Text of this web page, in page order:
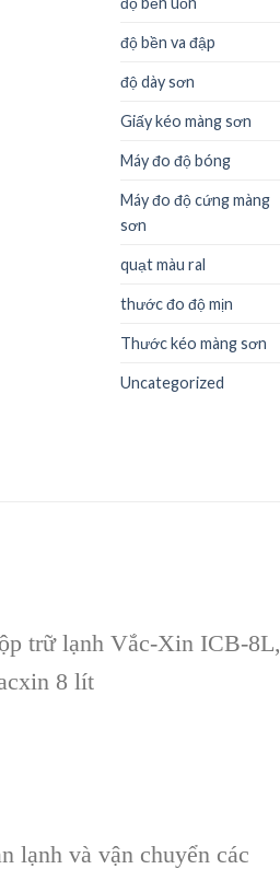
độ bền va đập
độ dày sơn
Giấy kéo màng sơn
Máy đo độ bóng
Máy đo độ cứng màng
sơn
quạt màu ral
thước đo độ mịn
Thước kéo màng sơn
Uncategorized
trữ lạnh Vắc-Xin ICB-8L,
8 lít
lạnh và vận chuyển các